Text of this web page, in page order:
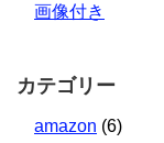
画像付き
カテゴリー
amazon (6)